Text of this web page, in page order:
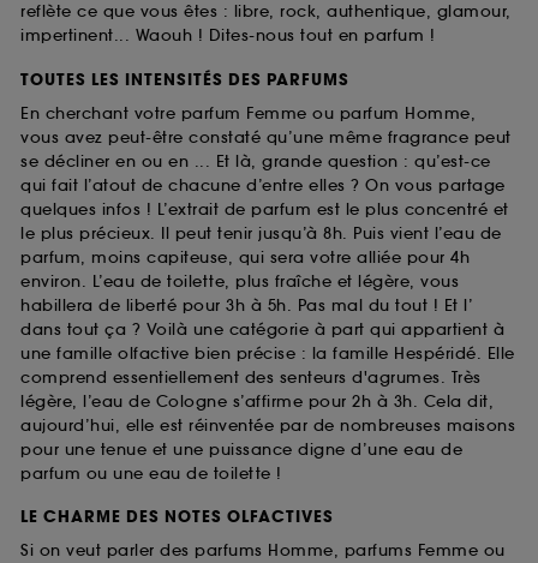
reflète ce que vous êtes : libre, rock, authentique, glamour,
impertinent... Waouh ! Dites-nous tout en parfum !
TOUTES LES INTENSITÉS DES PARFUMS
En cherchant votre parfum Femme ou parfum Homme,
vous avez peut-être constaté qu’une même fragrance peut
se décliner en ou en ... Et là, grande question : qu’est-ce
qui fait l’atout de chacune d’entre elles ? On vous partage
quelques infos ! L’extrait de parfum est le plus concentré et
le plus précieux. Il peut tenir jusqu’à 8h. Puis vient l’eau de
parfum, moins capiteuse, qui sera votre alliée pour 4h
environ. L’eau de toilette, plus fraîche et légère, vous
habillera de liberté pour 3h à 5h. Pas mal du tout ! Et l’
dans tout ça ? Voilà une catégorie à part qui appartient à
une famille olfactive bien précise : la famille Hespéridé. Elle
comprend essentiellement des senteurs d'agrumes. Très
légère, l’eau de Cologne s’affirme pour 2h à 3h. Cela dit,
aujourd’hui, elle est réinventée par de nombreuses maisons
pour une tenue et une puissance digne d’une eau de
parfum ou une eau de toilette !
LE CHARME DES NOTES OLFACTIVES
Si on veut parler des parfums Homme, parfums Femme ou